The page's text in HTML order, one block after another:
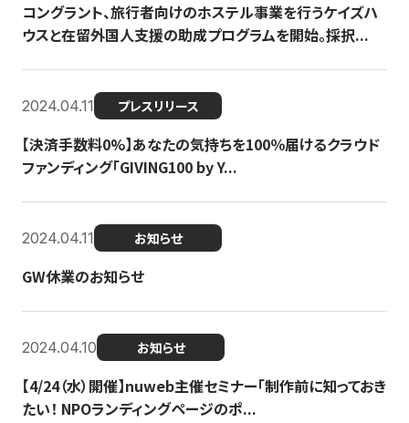
コングラント、旅行者向けのホステル事業を行うケイズハ
ウスと在留外国人支援の助成プログラムを開始。採択...
2024.04.11 プレスリリース
【決済手数料0%】あなたの気持ちを100％届けるクラウド
ファンディング「GIVING100 by Y...
2024.04.11 お知らせ
GW休業のお知らせ
2024.04.10 お知らせ
【4/24（水）開催】nuweb主催セミナー「制作前に知っておき
たい！ NPOランディングページのポ...